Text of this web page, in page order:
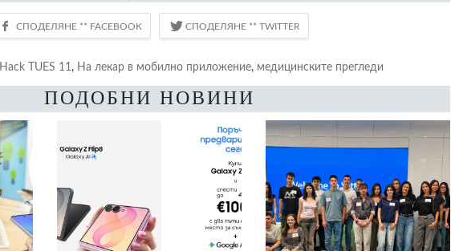
Hack TUES 11, На лекар в мобилно приложение, медицинските прегледи
ПОДОБНИ НОВИНИ